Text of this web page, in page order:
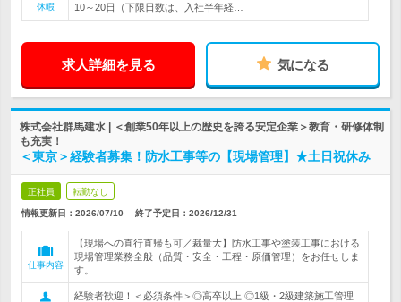
休暇
10～20日（下限日数は、入社半年経…
求人詳細を見る 気になる
株式会社群馬建水 | ＜創業50年以上の歴史を誇る安定企業＞教育・研修体制
も充実！
＜東京＞経験者募集！防水工事等の【現場管理】★土日祝休み
正社員 転勤なし
情報更新日：2026/07/10 終了予定日： 2026/12/31
仕事内容
【現場への直行直帰も可／裁量大】防水工事や塗装工事における
現場管理業務全般（品質・安全・工程・原価管理）をお任せしま
す。
経験者歓迎！＜必須条件＞◎高卒以上 ◎1級・2級建築施工管理